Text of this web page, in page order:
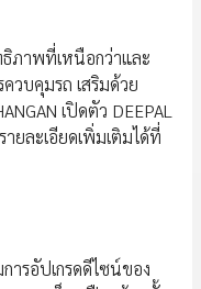
ธิภาพที่เหนือกว่าและ
วบคุมรถ เสริมด้วย
เปิดตัว DEEPAL
ยละเอียดเพิ่มเติมได้ที่
รอัปเกรดดีไซน์ของ